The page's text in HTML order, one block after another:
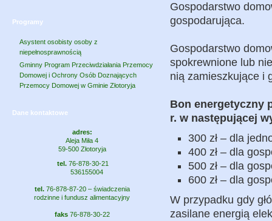
Programy
Asystent osobisty osoby z
niepełnosprawnością
Gminny Program Przeciwdziałania Przemocy
Domowej i Ochrony Osób Doznających
Przemocy Domowej w Gminie Złotoryja
Dane kontaktowe
adres:
Aleja Miła 4
59-500 Złotoryja
tel. 76-878-30-21
536155004
tel.76-878-87-20 – świadczenia
rodzinne i fundusz alimentacyjny
faks76-878-30-22
Gospodarstwo
gospodarująca.
Gospodarstwo
spokrewnione lub
nią zamieszkujące i
Bon energetyczny
r. w następującej
300 zł – dla
400 zł – dla
500 zł – dla
600 zł – dla
W przypadku gdy
zasilane energią